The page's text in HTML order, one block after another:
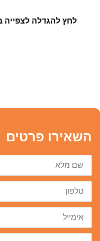
לחץ להגדלה לצפייה
השאירו פרטים
שם
מלא
טלפון
דוא״ל
הודעה